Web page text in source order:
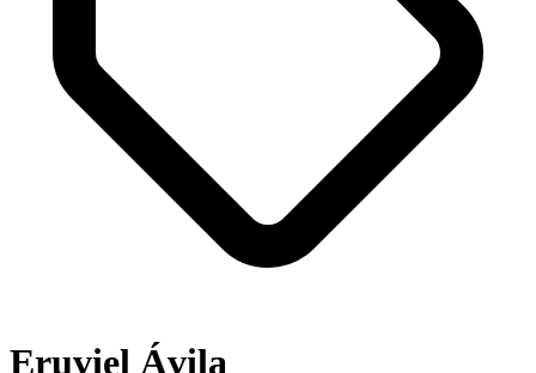
Eruviel Ávila